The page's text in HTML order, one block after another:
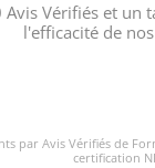
Avis Vérifiés et un
l'efficacité de
par Avis Vérifiés de
certification